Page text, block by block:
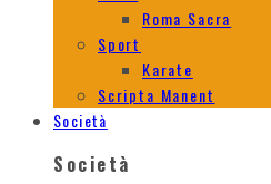
Roma Sacra
Sport
Karate
Scripta Manent
Società
Società